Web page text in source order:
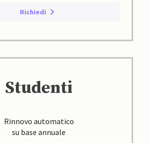
Richiedi
Studenti
Rinnovo automatico
su base annuale